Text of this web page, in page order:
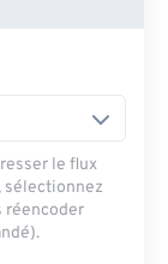
le flux
sélectionnez
réencoder